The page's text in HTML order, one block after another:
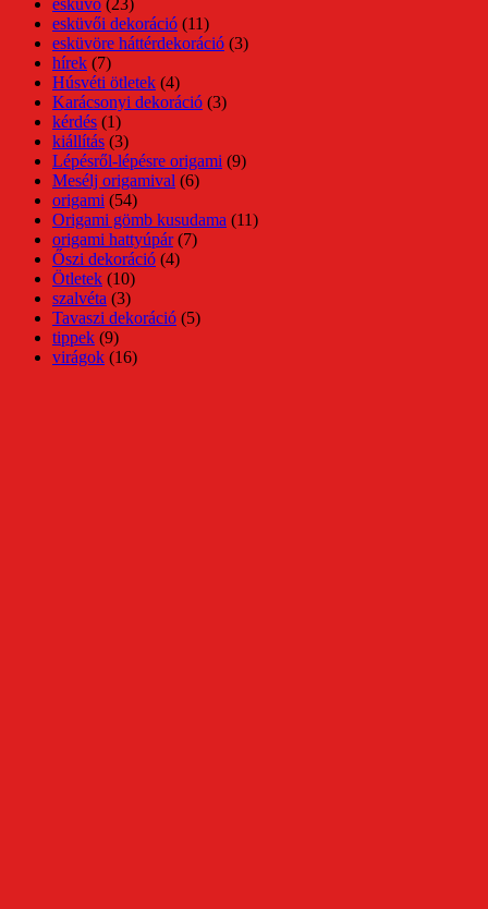
esküvői dekoráció (11)
esküvöre háttérdekoráció (3)
hírek (7)
Húsvéti ötletek (4)
Karácsonyi dekoráció (3)
kérdés (1)
kiállítás (3)
Lépésről-lépésre origami (9)
Mesélj origamival (6)
origami (54)
Origami gömb kusudama (11)
origami hattyúpár(7)
Őszi dekoráció (4)
Ötletek (10)
szalvéta (3)
Tavaszi dekoráció (5)
tippek (9)
virágok (16)